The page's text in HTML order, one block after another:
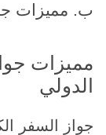
ب. مميزات
مميزات
الدولي
جواز السفر